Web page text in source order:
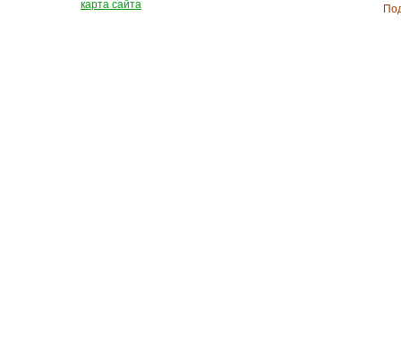
карта сайта